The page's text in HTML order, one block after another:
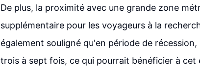
De plus, la proximité avec une grande zone
supplémentaire pour les voyageurs à la
également souligné qu'en période de
trois à sept fois, ce qui pourrait bénéficier à cet